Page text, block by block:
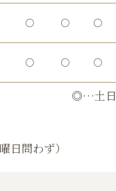
○ ○ ○
○ ○ ○
◎…土日
日問わず）